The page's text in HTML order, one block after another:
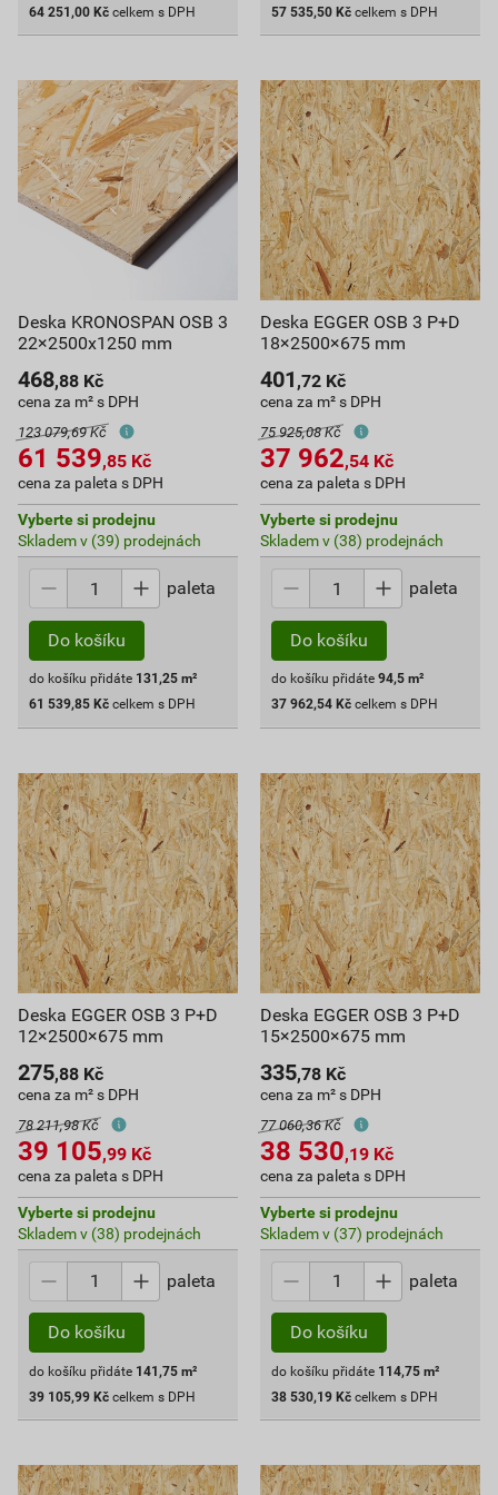
64 251,00 Kč celkem s DPH 57 535,50 Kč celkem s DPH
Deska KRONOSPAN OSB 3
22×2500x1250 mm
468,88 Kč
cena za m² s DPH
123 079,69 Kč
61 539,85 Kč
cena za paleta s DPH
Vyberte si prodejnu
Skladem v (39) prodejnách
paleta
Do košíku
do košíku přidáte 131,25 m²
61 539,85 Kč celkem s DPH
Deska EGGER OSB 3 P+D
18×2500×675 mm
401 ,72 Kč
cena za m² s DPH
75 925,08 Kč
37 962,54 Kč
cena za paleta s DPH
Vyberte si prodejnu
Skladem v (38) prodejnách
paleta
Do košíku
do košíku přidáte 94,5 m²
37 962,54 Kč celkem s DPH
Deska EGGER OSB 3 P+D
12×2500×675 mm
275,88 Kč
cena za m² s DPH
78 211,98 Kč
39 105,99 Kč
cena za paleta s DPH
Vyberte si prodejnu
Skladem v (38) prodejnách
paleta
Do košíku
do košíku přidáte 141,75 m²
39 105,99 Kč celkem s DPH
Deska EGGER OSB 3 P+D
15×2500×675 mm
335,78 Kč
cena za m² s DPH
77 060,36 Kč
38 530,19 Kč
cena za paleta s DPH
Vyberte si prodejnu
Skladem v (37) prodejnách
paleta
Do košíku
do košíku přidáte 114,75 m²
38 530,19 Kč celkem s DPH